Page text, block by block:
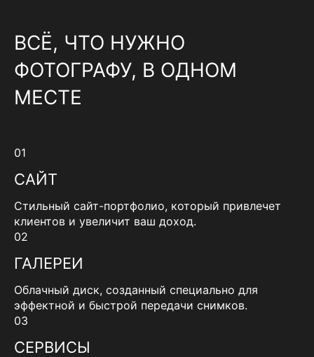
ВСЁ, ЧТО НУЖНО
ФОТОГРАФУ, В ОДНОМ
МЕСТЕ
01
САЙТ
Стильный сайт-портфолио, который привлечет
клиентов и увеличит ваш доход.
02
ГАЛЕРЕИ
Облачный диск, созданный специально для
эффектной и быстрой передачи снимков.
03
СЕРВИСЫ